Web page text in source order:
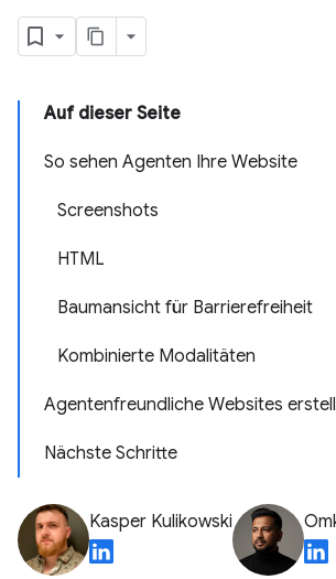
Auf dieser Seite
So sehen Agenten Ihre Website
Screenshots
HTML
Baumansicht für Barrierefreiheit
Kombinierte Modalitäten
Agentenfreundliche Websites
Nächste Schritte
Kasper Kulikowski